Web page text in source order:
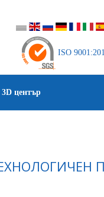
ISO
3D център